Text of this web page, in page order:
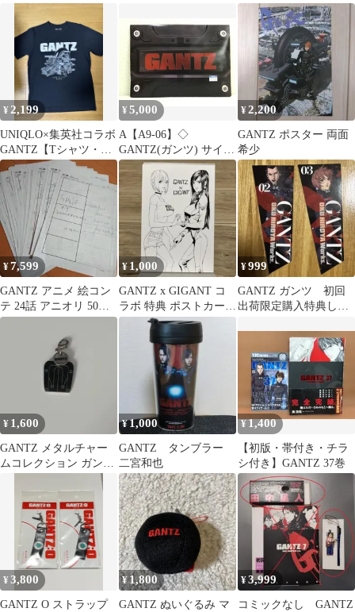
3巻 3冊セット 付録完備
¥ 2,199
UNIQLO×集英社コラボ
GANTZ【Tシャツ・
M】
¥5,000
A【A9-06】◇
GANTZ(ガンツ) サイズ
F Tシャツ 映画公式グ
ッズ 新品・未開封
¥2,200
GANTZ ポスター 両面
希少
¥7,599
GANTZ アニメ 絵コン
テ 24話 アニオリ 50枚
超 ガンツ
¥ 1,000
GANTZ x GIGANT コ
ラボ 特典 ポストカード
奥浩哉
¥999
GANTZ ガンツ 初回
出荷限定購入特典しお
本 栞 奥浩哉
¥ 1,600
GANTZ メタルチャー
ムコレクション ガンツ
¥1,000
GANTZ タンブラー
二宮和也
¥1,400
【初版・帯付き・チラ
シ付き】GANTZ 37巻
¥3,800
GANTZ O ストラップ
¥1,800
GANTZ ぬいぐるみ マ
¥3,999
コミックなし GANTZ